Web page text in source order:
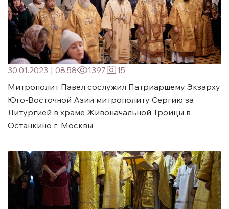
30.01.2023 | 08:58 1397
15
Митрополит Павел сослужил Патриаршему Экзарху
Юго-Восточной Азии митрополиту Сергию за
Литургией в храме Живоначальной Троицы в
Останкино г. Москвы